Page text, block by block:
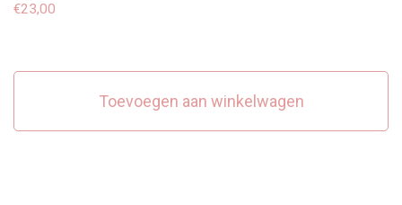
€23,00
Toevoegen aan winkelwagen